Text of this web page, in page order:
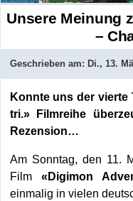
Unsere Meinung
–
Geschrieben am: Di., 13.
Konnte uns der vierte
tri.» Filmreihe
Rezension…
Am Sonntag, den 11.
Film «Digimon
einmalig in vielen